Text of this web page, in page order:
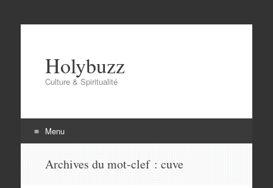
Holybuzz
Culture & Spiritualité
Menu
Archives du mot-clef : cuve